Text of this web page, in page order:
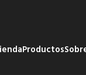
Productos